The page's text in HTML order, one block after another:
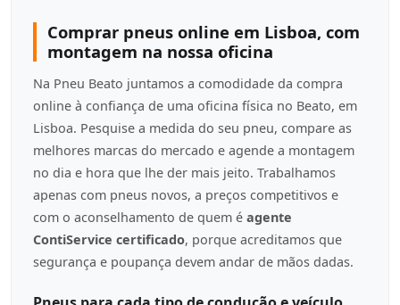
Comprar pneus online em Lisboa, com
montagem na nossa oficina
Na Pneu Beato juntamos a comodidade da compra
online à confiança de uma oficina física no Beato, em
Lisboa. Pesquise a medida do seu pneu, compare as
melhores marcas do mercado e agende a montagem
no dia e hora que lhe der mais jeito. Trabalhamos
apenas com pneus novos, a preços competitivos e
com o aconselhamento de quem é agente
ContiService certificado, porque acreditamos que
segurança e poupança devem andar de mãos dadas.